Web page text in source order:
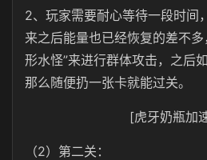
2、玩家需要耐心等待一段时间
来之后能量也已经恢复的差不
形水怪”来进行群体攻击，之后
那么随便扔一张卡就能过关。
[虎牙奶瓶加
（2）第二关：